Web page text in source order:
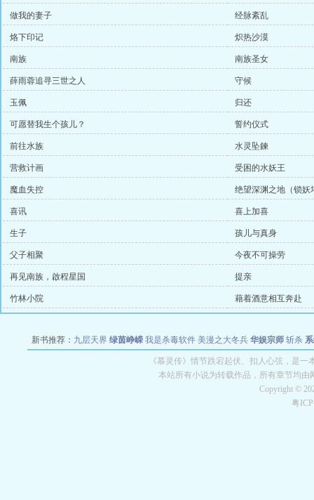
做我的妻子 经脉紊乱
烙下印记 炽热沙漠
南族 南族圣女
薛雨蓉追寻三世之人 守候
玉佩 归还
可愿替我生个孩儿？ 誓约仪式
前往水族 水灵坠鍊
营救计画 受困的水妖王
魔血失控 绝望深渊之地（锁妖
喜讯 喜上加喜
生子 孩儿与真身
父子相聚 今夜不可操劳
再见南族，啟程星国 提亲
竹林小院 藉着酒意相互奔赴
新书推荐： 九层天界 绿茵峥嵘 我是杀毒软件 美漫之大冬兵 华娱宗师 斩杀
都市全能巨星 绝对交易 全职武神 位面复
《慕灵传》情节跌宕起伏、扣人心弦，是
本站所有小说为转载作品，所有章节均
Copyright ©
粤